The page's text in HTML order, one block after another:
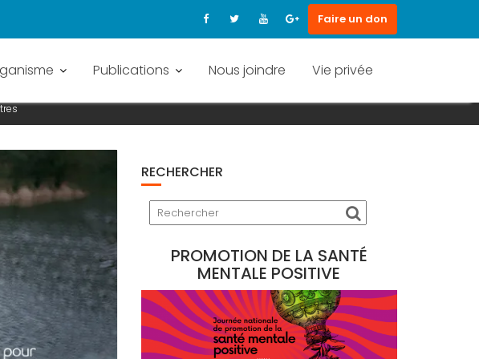
Faire un don
Publications Nous joindre Vie privée
LÀ POUR NOUS-MÊMES ET POUR LES
RECHERCHER
PROMOTION DE LA SANTÉ
MENTALE POSITIVE